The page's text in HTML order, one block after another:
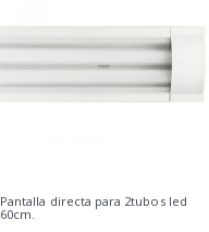
Pantalla directa para 2tubos led
60cm.